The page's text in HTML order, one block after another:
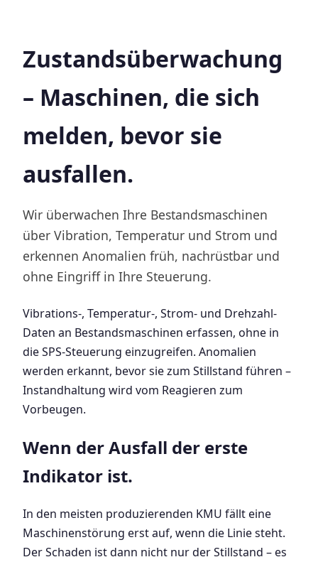
Zustandsüberwachung
– Maschinen, die sich
melden, bevor sie
ausfallen.
Wir überwachen Ihre Bestandsmaschinen
über Vibration, Temperatur und Strom und
erkennen Anomalien früh, nachrüstbar und
ohne Eingriff in Ihre Steuerung.
Vibrations-, Temperatur-, Strom- und Drehzahl-
Daten an Bestandsmaschinen erfassen, ohne in
die SPS-Steuerung einzugreifen. Anomalien
werden erkannt, bevor sie zum Stillstand führen –
Instandhaltung wird vom Reagieren zum
Vorbeugen.
Wenn der Ausfall der erste
Indikator ist.
In den meisten produzierenden KMU fällt eine
Maschinenstörung erst auf, wenn die Linie steht.
Der Schaden ist dann nicht nur der Stillstand – es